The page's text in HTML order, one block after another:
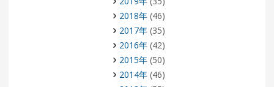
2018年(46)
2017年(35)
2016年(42)
2015年(50)
2014年(46)